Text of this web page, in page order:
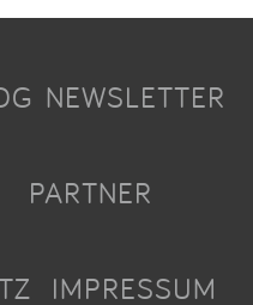
NEWSLETTER
PARTNER
IMPRESSUM